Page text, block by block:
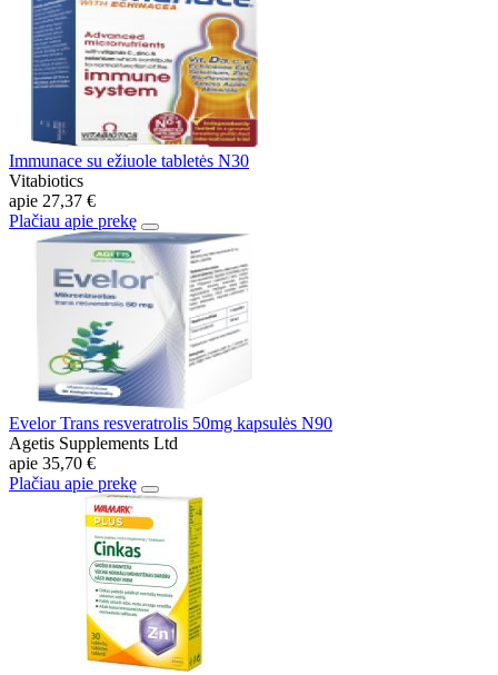
Immunace su ežiuole tabletės N30
Vitabiotics
apie 27,37 €
Plačiau apie prekę
Evelor Trans resveratrolis 50mg kapsulės N90
Agetis Supplements Ltd
apie 35,70 €
Plačiau apie prekę